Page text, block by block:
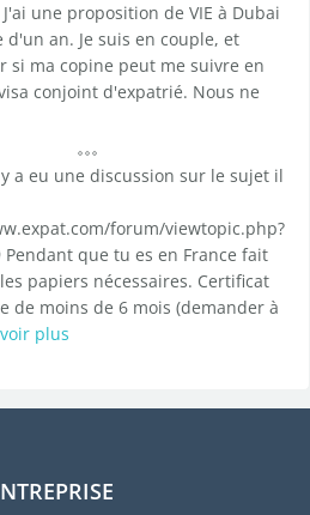
une proposition de VIE à Dubai
an. Je suis en couple, et
si ma copine peut me suivre en
conjoint d'expatrié. Nous ne
a eu une discussion sur le sujet il
forum/viewtopic.php?
Pendant que tu es en France fait
papiers nécessaires. Certificat
de moins de 6 mois (demander à
plus